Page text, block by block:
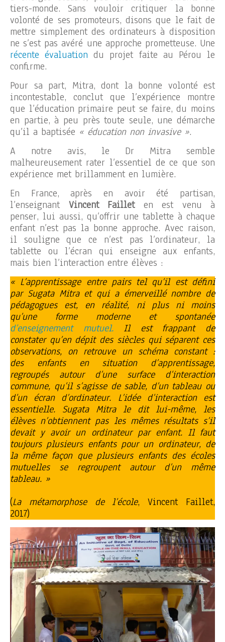
tiers-monde. Sans vouloir critiquer la bonne
volonté de ses promoteurs, disons que le fait de
mettre simplement des ordinateurs à disposition
ne s’est pas avéré une approche prometteuse. Une
récente évaluation du projet faite au Pérou le
confirme.
Pour sa part, Mitra, dont la bonne volonté est
incontestable, conclut que l’expérience montre
que l’éducation primaire peut se faire, du moins
en partie, à peu près toute seule, une démarche
qu’il a baptisée « éducation non invasive ».
A notre avis, le Dr Mitra semble
malheureusement rater l’essentiel de ce que son
expérience met brillamment en lumière.
En France, après en avoir été partisan,
l’enseignant Vincent Failleten est venu à
penser, lui aussi, qu’offrir une tablette à chaque
enfant n’est pas la bonne approche. Avec raison,
il souligne que ce n’est pas l’ordinateur, la
tablette ou l’écran qui enseigne aux enfants,
mais bien l’interaction entre élèves :
« L’apprentissage entre pairs tel qu’il est défini
par Sugata Mitra et qui a émerveillé nombre de
pédagogues est, en réalité, ni plus ni moins
qu’une forme moderne et spontanée
d’enseignement mutuel.Il est frappant de
constater qu’en dépit des siècles qui séparent ces
observations, on retrouve un schéma constant :
des enfants en situation d’apprentissage,
regroupés autour d’une surface d’interaction
commune, qu’il s’agisse de sable, d’un tableau ou
d’un écran d’ordinateur. L’idée d’interaction est
essentielle. Sugata Mitra le dit lui-même, les
élèves n’obtiennent pas les mêmes résultats s’il
devait y avoir un ordinateur par enfant. Il faut
toujours plusieurs enfants pour un ordinateur, de
la même façon que plusieurs enfants des écoles
mutuelles se regroupent autour d’un même
tableau. »
(La métamorphose de l’école, Vincent Faillet,
2017)